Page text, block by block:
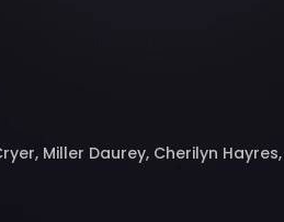
Miller Daurey, Cherilyn
Newmark, Kit Flanagan,